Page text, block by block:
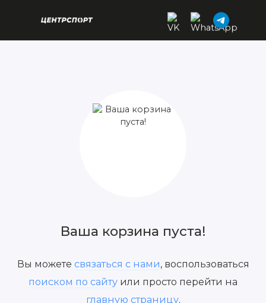
Ваша корзина пуста!
Вы можете связаться с нами, воспользоваться
поиском по сайту или просто перейти на
главную страницу.